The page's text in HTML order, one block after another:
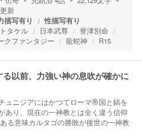
更新
描写有り 性描写有り
タケル 日本武尊
誉津別命
クファンタジー 龍蛇神 R15
以前、力強い神の息吹が確かに
ュニジアにはかつてローマ帝国と鎬を
あり、現在の一神教とは全く違う信仰
意味カルタゴの勝敗が後世の一神教